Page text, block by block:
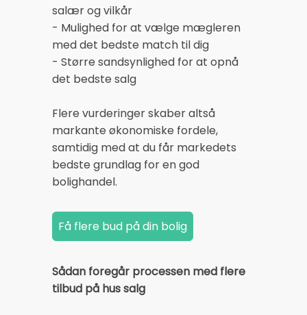
salær og vilkår
- Mulighed for at vælge mægleren
med det bedste match til dig
- Større sandsynlighed for at opnå
det bedste salg
Flere vurderinger skaber altså
markante økonomiske fordele,
samtidig med at du får markedets
bedste grundlag for en god
bolighandel.
Sådan foregår processen med flere
tilbud på hus salg